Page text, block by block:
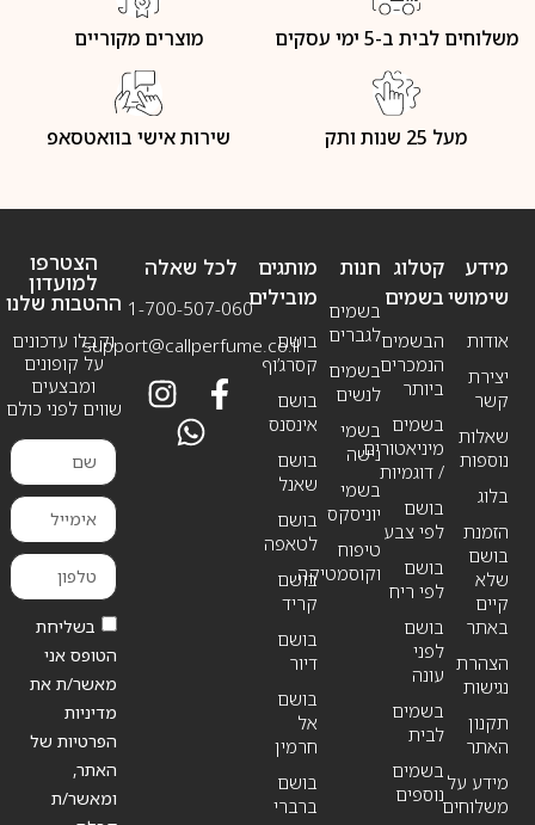
משלוחים לבית ב-5 ימי עסקים מוצרים מקוריים
מעל 25 שנות ותק שירות אישי בוואטסאפ
מידע
שימושי
אודות
יצירת
קשר
שאלות
נוספות
בלוג
הזמנת
בושם
שלא
קיים
באתר
הצהרת
נגישות
תקנון
האתר
מידע על
משלוחים
חנות
בשמים
לגברים
בשמים
לנשים
בשמי
נישה
בשמי
יוניסקס
טיפוח
וקוסמטיקה
קטלוג
בשמים
הבשמים
הנמכרים
ביותר
בשמים
מיניאטורים
/ דוגמיות
בושם
לפי צבע
בושם
לפי ריח
בושם
לפני
עונה
בשמים
לבית
בשמים
נוספים
מותגים
מובילים
בושם
קסרג’וף
בושם
אינסנס
בושם
שאנל
בושם
לטאפה
בושם
קריד
בושם
דיור
בושם
אל
חרמין
בושם
ברברי
לכל שאלה
1-700-507-060
support@callperfume.co.il
הצטרפו
למועדון
ההטבות שלנו
וקבלו עדכונים
על קופונים
ומבצעים
שווים לפני כולם
בשליחת
הטופס אני
מאשר/ת את
מדיניות
הפרטיות של
האתר,
ומאשר/ת